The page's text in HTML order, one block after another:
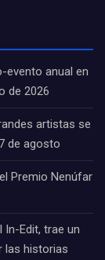
evento anual en
de 2026
artistas se
de agosto
Premio Nenúfar
In-Edit, trae un
las historias